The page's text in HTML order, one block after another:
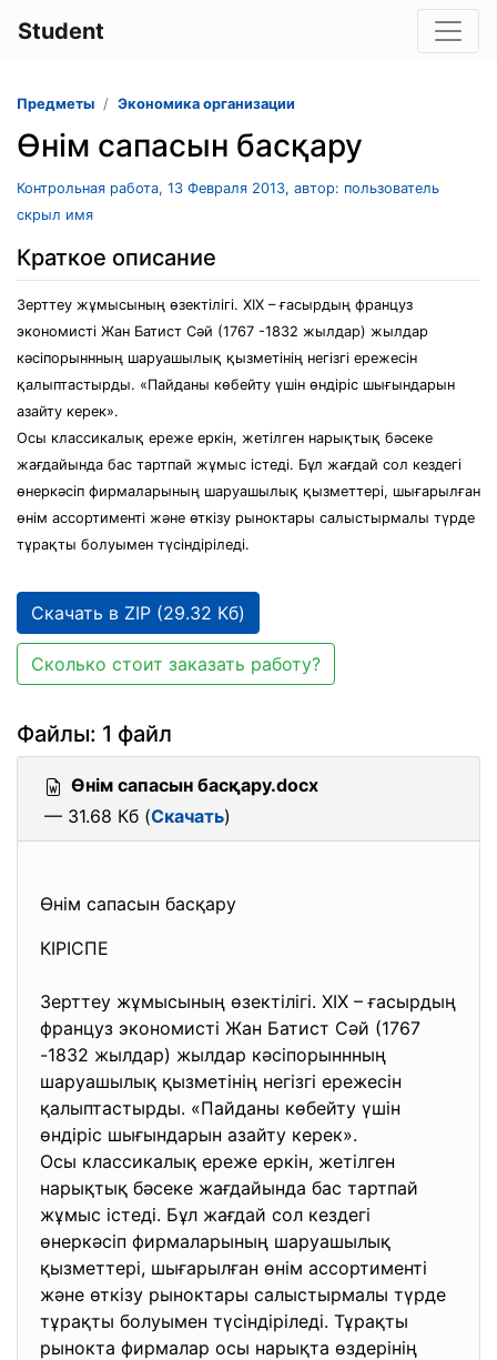
Student
Предметы Экономика организации
Өнім сапасын басқару
Контрольная работа, 13 Февраля 2013, автор: пользователь
скрыл имя
Краткое описание
Зерттеу жұмысының өзектілігі. ХІХ – ғасырдың француз
экономисті Жан Батист Сәй (1767 -1832 жылдар) жылдар
кәсіпорыннның шаруашылық қызметінің негізгі ережесін
қалыптастырды. «Пайданы көбейту үшін өндіріс шығындарын
азайту керек».
Осы классикалық ереже еркін, жетілген нарықтық бәсеке
жағдайында бас тартпай жұмыс істеді. Бұл жағдай сол кездегі
өнеркәсіп фирмаларының шаруашылық қызметтері, шығарылған
өнім ассортименті және өткізу рыноктары салыстырмалы түрде
тұрақты болуымен түсіндіріледі.
Скачать в ZIP (29.32 Кб)
Сколько стоит заказать работу?
Файлы: 1 файл
Өнім сапасын басқару.docx
— 31.68 Кб (Скачать)
Өнім сапасын басқару
КІРІСПЕ
Зерттеу жұмысының өзектілігі. ХІХ – ғасырдың
француз экономисті Жан Батист Сәй (1767
-1832 жылдар) жылдар кәсіпорыннның
шаруашылық қызметінің негізгі ережесін
қалыптастырды. «Пайданы көбейту үшін
өндіріс шығындарын азайту керек».
Осы классикалық ереже еркін, жетілген
нарықтық бәсеке жағдайында бас тартпай
жұмыс істеді. Бұл жағдай сол кездегі
өнеркәсіп фирмаларының шаруашылық
қызметтері, шығарылған өнім ассортименті
және өткізу рыноктары салыстырмалы түрде
тұрақты болуымен түсіндіріледі. Тұрақты
рынокта фирмалар осы нарықта өздерінің